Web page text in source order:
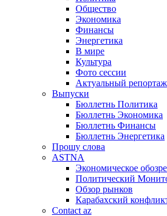
Общество
Экономика
Финансы
Энергетика
В мире
Культура
Фото сессии
Актуальный репортаж
Выпуски
Бюллетнь Политика
Бюллетнь Экономика
Бюллетнь Финансы
Бюллетнь Энергетика
Прошу слова
ASTNA
Экономическое
Политический
Обзор рынков
Карабахский
Contact az